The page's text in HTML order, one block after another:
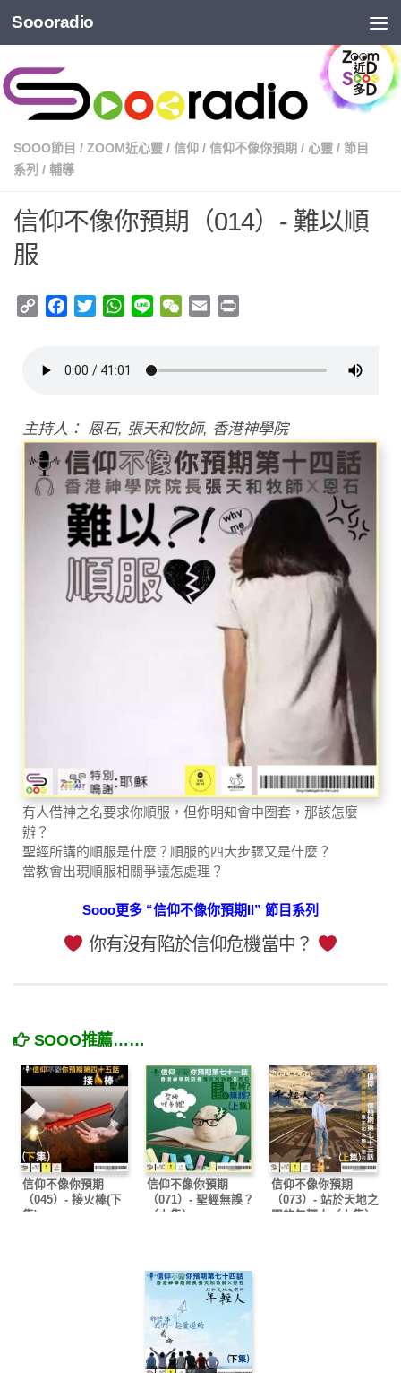
Soooradio
SOOO節目 / ZOOM近心靈 / 信仰 / 信仰不像你預期 / 心靈 / 節目
系列 / 輔導
信仰不像你預期（014）- 難以順
服
Copy
Facebook
TwitterWhatsApp
Line WeChat
Email
主持人： 恩石, 張天和牧師, 香港神學院
有人借神之名要求你順服，但你明知會中圈套，那該怎麼
辦？
聖經所講的順服是什麼？順服的四大步驟又是什麼？
當教會出現順服相關爭議怎處理？
Sooo更多 “信仰不像你預期II” 節目系列
你有沒有陷於信仰危機當中？
SOOO推薦……
信仰不像你預期
（045）- 接火棒(下
集)
信仰不像你預期
（071）- 聖經無誤？
（上集）
信仰不像你預期
（073）- 站於天地之
間的年輕人（上集）